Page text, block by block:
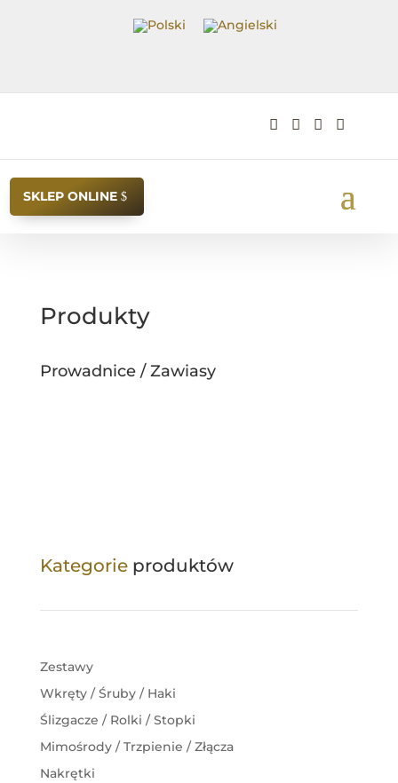
   
SKLEP ONLINE
Produkty
Prowadnice / Zawiasy
Kategorieproduktów
Zestawy
Wkręty / Śruby / Haki
Ślizgacze / Rolki / Stopki
Mimośrody / Trzpienie / Złącza
Nakrętki